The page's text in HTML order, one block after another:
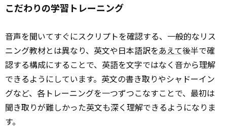
こだわりの学習トレーニング
音声を聞いてすぐにスクリプトを確認する、一般的なリス
ニング教材とは異なり、英文や日本語訳をあえて後半で確
認する構成にすることで、英語を文字ではなく音から理解
できるようにしています。英文の書き取りやシャドーイン
グなど、各トレーニングを一つずつこなすことで、最初は
聞き取りが難しかった英文も深く理解できるようになりま
す。